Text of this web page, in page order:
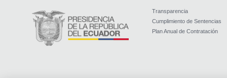
Transparencia
Cumplimiento de Sentencias
Plan Anual de Contratación